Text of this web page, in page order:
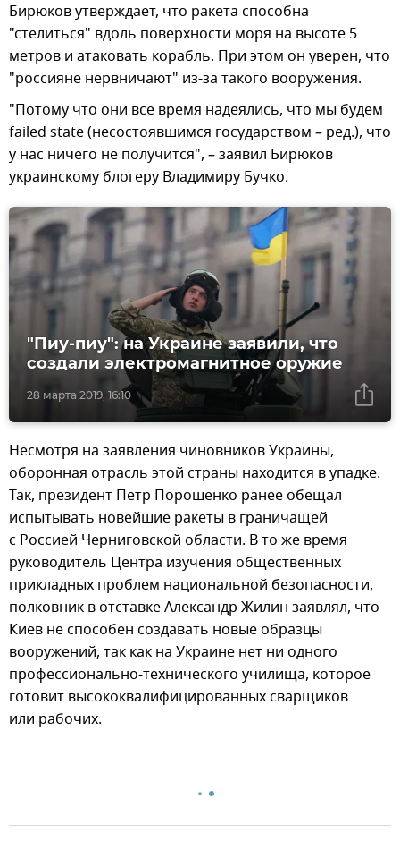
Бирюков утверждает, что ракета способна
"стелиться" вдоль поверхности моря на высоте 5
метров и атаковать корабль. При этом он уверен, что
"россияне нервничают" из-за такого вооружения.
"Потому что они все время надеялись, что мы будем
failed state (несостоявшимся государством – ред.), что
у нас ничего не получится", – заявил Бирюков
украинскому блогеру Владимиру Бучко.
28 марта 2019, 16:10
"Пиу-пиу": на Украине заявили, что
создали электромагнитное оружие
Несмотря на заявления чиновников Украины,
оборонная отрасль этой страны находится в упадке.
Так, президент Петр Порошенко ранее обещал
испытывать новейшие ракеты в граничащей
с Россией Черниговской области. В то же время
руководитель Центра изучения общественных
прикладных проблем национальной безопасности,
полковник в отставке Александр Жилин заявлял, что
Киев не способен создавать новые образцы
вооружений, так как на Украине нет ни одного
профессионально-технического училища, которое
готовит высококвалифицированных сварщиков
или рабочих.